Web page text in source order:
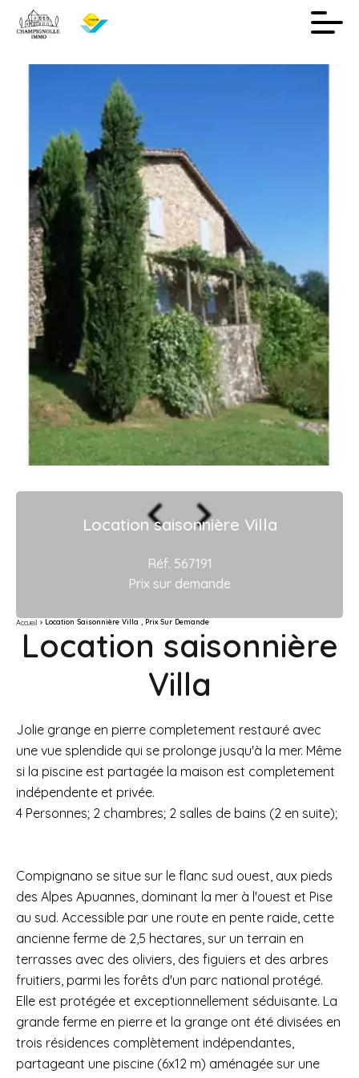
Location saisonnière Villa
Réf. 567191
Prix sur demande
Accueil Location Saisonnière Villa , Prix Sur Demande
Location saisonnière
Villa
Jolie grange en pierre completement restauré avec
une vue splendide qui se prolonge jusqu'à la mer. Même
si la piscine est partagée la maison est completement
indépendente et privée.
4 Personnes; 2 chambres; 2 salles de bains (2 en suite);
Compignano se situe sur le flanc sud ouest, aux pieds
des Alpes Apuannes, dominant la mer à l'ouest et Pise
au sud. Accessible par une route en pente raide, cette
ancienne ferme de 2,5 hectares, sur un terrain en
terrasses avec des oliviers, des figuiers et des arbres
fruitiers, parmi les forêts d'un parc national protégé.
Elle est protégée et exceptionnellement séduisante. La
grande ferme en pierre et la grange ont été divisées en
trois résidences complètement indépendantes,
partageant une piscine (6x12 m) aménagée sur une